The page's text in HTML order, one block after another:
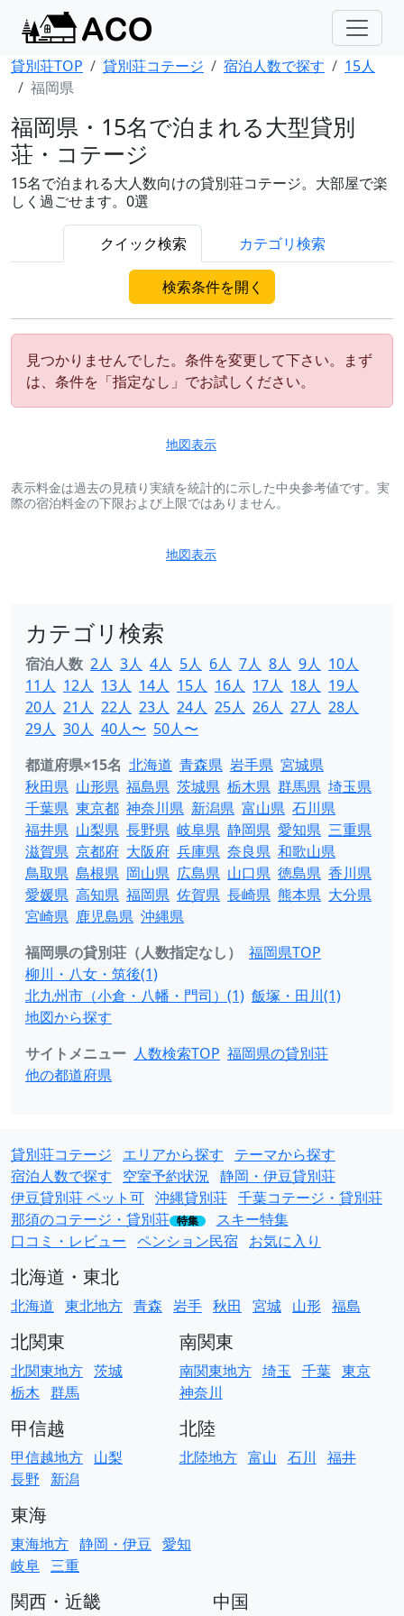
貸別荘TOP 貸別荘コテージ 宿泊人数で探す
15人
福岡県
福岡県・15名で泊まれる大型貸別
荘・コテージ
15名で泊まれる大人数向けの貸別荘コテージ。大部屋で楽
しく過ごせます。0選
クイック検索 カテゴリ検索
検索条件を開く
見つかりませんでした。条件を変更して下さい。まず
は、条件を「指定なし」でお試しください。
地図表示
表示料金は過去の見積り実績を統計的に示した中央参考値です。実
際の宿泊料金の下限および上限ではありません。
地図表示
カテゴリ検索
宿泊人数 2人 3人 4人 5人 6人 7人 8人 9人 10人
11人 12人 13人 14人 15人 16人 17人 18人 19人
20人 21人 22人 23人 24人 25人 26人 27人 28人
29人 30人 40人〜 50人〜
都道府県×15名 北海道 青森県 岩手県 宮城県
秋田県 山形県 福島県 茨城県 栃木県 群馬県 埼玉県
千葉県 東京都 神奈川県 新潟県 富山県 石川県
福井県 山梨県 長野県 岐阜県 静岡県 愛知県 三重県
滋賀県 京都府 大阪府 兵庫県 奈良県 和歌山県
鳥取県 島根県 岡山県 広島県 山口県 徳島県 香川県
愛媛県 高知県 福岡県 佐賀県 長崎県 熊本県 大分県
宮崎県 鹿児島県 沖縄県
福岡県の貸別荘（人数指定なし）
福岡県TOP
柳川・八女・筑後(1)
北九州市（小倉・八幡・門司）(1) 飯塚・田川(1)
地図から探す
サイトメニュー 人数検索TOP 福岡県の貸別荘
他の都道府県
貸別荘コテージ エリアから探す
テーマから探す
宿泊人数で探す
空室予約状況 静岡・伊豆貸別荘
伊豆貸別荘 ペット可 沖縄貸別荘 千葉コテージ・貸別荘
那須のコテージ・貸別荘 特集
スキー特集
口コミ・レビュー ペンション民宿 お気に入り
北海道・東北
北海道 東北地方 青森 岩手 秋田 宮城 山形 福島
北関東
北関東地方 茨城
栃木 群馬
南関東
南関東地方 埼玉 千葉 東京
神奈川
甲信越
甲信越地方 山梨
長野
新潟
北陸
北陸地方 富山 石川 福井
東海
東海地方 静岡・伊豆 愛知
岐阜 三重
関西・近畿 中国